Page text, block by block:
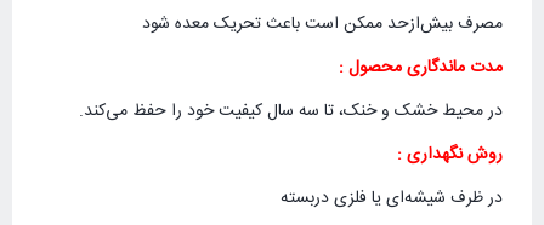
مصرف بیش‌ازحد ممکن است باعث تحریک معده شود
مدت ماندگاری محصول :
در محیط خشک و خنک، تا سه سال کیفیت خود را حفظ می‌کند.
روش نگهداری :
در ظرف شیشه‌ای یا فلزی دربسته